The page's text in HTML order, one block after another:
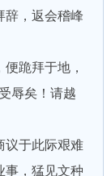
辞，返会稽峰
跪拜于地，
辱矣！请越
于此际艰难
事，猛见文种